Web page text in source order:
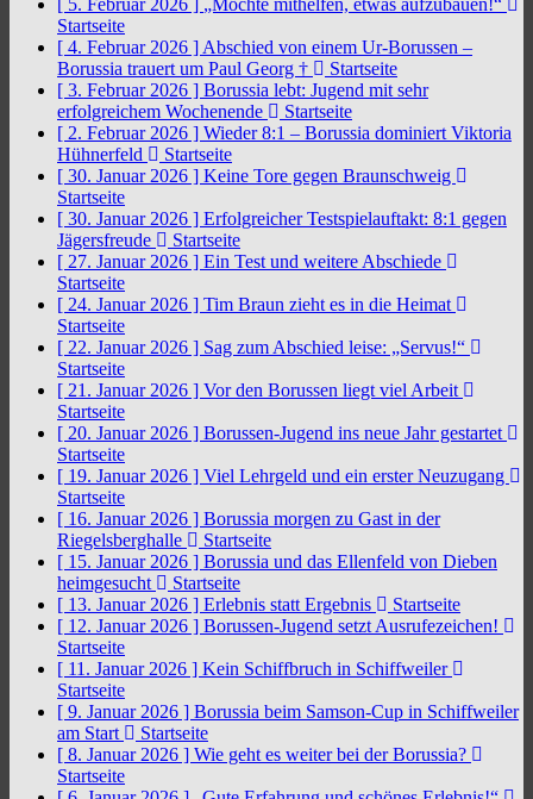
[ 5. Februar 2026 ] „Möchte mithelfen, etwas aufzubauen!“
Startseite
[ 4. Februar 2026 ] Abschied von einem Ur-Borussen –
Borussia trauert um Paul Georg †
Startseite
[ 3. Februar 2026 ] Borussia lebt: Jugend mit sehr
erfolgreichem Wochenende
Startseite
[ 2. Februar 2026 ] Wieder 8:1 – Borussia dominiert Viktoria
Hühnerfeld
Startseite
[ 30. Januar 2026 ] Keine Tore gegen Braunschweig
Startseite
[ 30. Januar 2026 ] Erfolgreicher Testspielauftakt: 8:1 gegen
Jägersfreude
Startseite
[ 27. Januar 2026 ] Ein Test und weitere Abschiede
Startseite
[ 24. Januar 2026 ] Tim Braun zieht es in die Heimat
Startseite
[ 22. Januar 2026 ] Sag zum Abschied leise: „Servus!“
Startseite
[ 21. Januar 2026 ] Vor den Borussen liegt viel Arbeit
Startseite
[ 20. Januar 2026 ] Borussen-Jugend ins neue Jahr gestartet
Startseite
[ 19. Januar 2026 ] Viel Lehrgeld und ein erster Neuzugang
Startseite
[ 16. Januar 2026 ] Borussia morgen zu Gast in der
Riegelsberghalle
Startseite
[ 15. Januar 2026 ] Borussia und das Ellenfeld von Dieben
heimgesucht
Startseite
[ 13. Januar 2026 ] Erlebnis statt Ergebnis
Startseite
[ 12. Januar 2026 ] Borussen-Jugend setzt Ausrufezeichen!
Startseite
[ 11. Januar 2026 ] Kein Schiffbruch in Schiffweiler
Startseite
[ 9. Januar 2026 ] Borussia beim Samson-Cup in Schiffweiler
am Start
Startseite
[ 8. Januar 2026 ] Wie geht es weiter bei der Borussia?
Startseite